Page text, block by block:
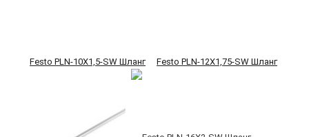
Festo PLN-10X1,5-SW Шланг Festo PLN-12X1,75-SW Шланг